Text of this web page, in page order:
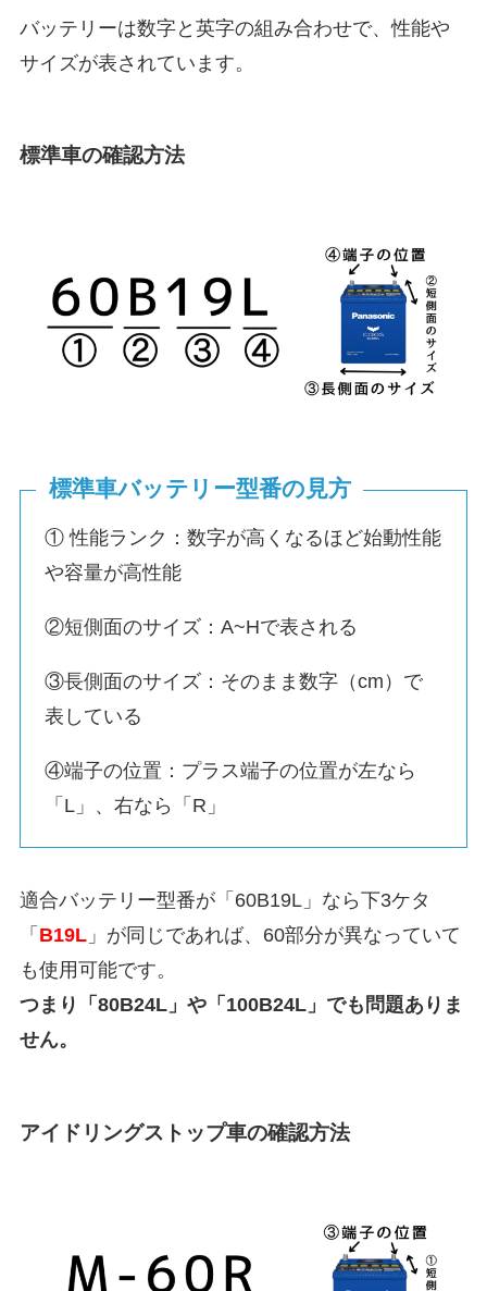
バッテリーは数字と英字の組み合わせで、性能や
サイズが表されています。
標準車の確認方法
標準車バッテリー型番の見方
① 性能ランク：数字が高くなるほど始動性能
や容量が高性能
②短側面のサイズ：A~Hで表される
③長側面のサイズ：そのまま数字（cm）で
表している
④端子の位置：プラス端子の位置が左なら
「L」、右なら「R」
適合バッテリー型番が「60B19L」なら下3ケタ
「 B19L」が同じであれば、60部分が異なっていて
も使用可能です。
つまり「80B24L」や「100B24L」でも問題ありま
せん。
アイドリングストップ車の確認方法